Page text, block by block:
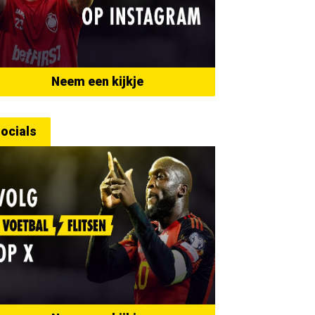
Neem een kijkje